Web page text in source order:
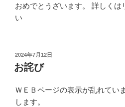
おめでとうざいます。 詳しくは
い
投
稿
日:
2024年7月12日
お詫び
ＷＥＢページの表示が乱れてい
します。